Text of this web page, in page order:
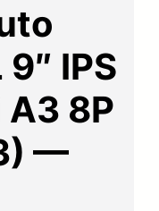
IPS
8P
—